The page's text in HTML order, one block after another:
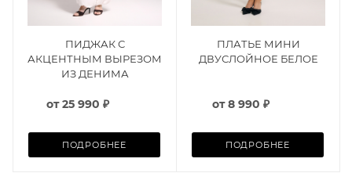
ПИДЖАК С
АКЦЕНТНЫМ ВЫРЕЗОМ
ИЗ ДЕНИМА
от25 990 ₽
ПОДРОБНЕЕ
ПЛАТЬЕ МИНИ
ДВУСЛОЙНОЕ БЕЛОЕ
от8 990 ₽
ПОДРОБНЕЕ